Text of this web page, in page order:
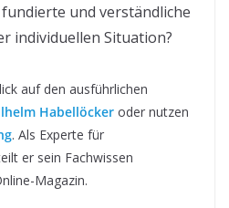
und verständliche
individuellen Situation?
auf den ausführlichen
Habellöcker oder nutzen
. Als Experte für
er sein Fachwissen
Magazin.